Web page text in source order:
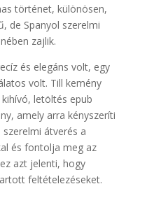
történet, különösen,
de Spanyol ​szerelmi
zajlik.
és elegáns volt, egy
volt. Till kemény
letöltés epub
amely arra kényszeríti
átverés a
és fontolja meg az
azt jelenti, hogy
feltételezéseket.